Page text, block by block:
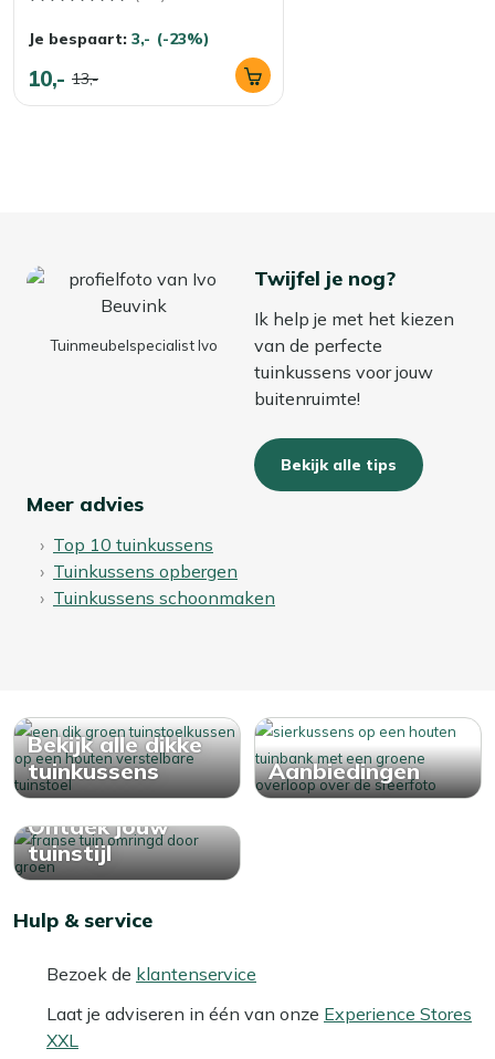
Je bespaart: 3,- (-23%)
10,- 13,-
Tuinmeubelspecialist Ivo
Twijfel je nog?
Ik help je met het kiezen
van de perfecte
tuinkussens voor jouw
buitenruimte!
Bekijk alle tips
Meer advies
Top 10 tuinkussens
Tuinkussens opbergen
Tuinkussens schoonmaken
Bekijk alle dikke
tuinkussens
Aanbiedingen
Ontdek jouw
tuinstijl
Hulp & service
Bezoek de klantenservice
Laat je adviseren in één van onze Experience Stores
XXL